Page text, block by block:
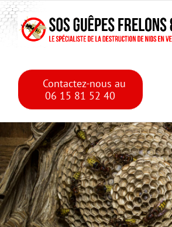
Skip to main content
Skip
to
content
Contactez-nous au
06 15 81 52 40